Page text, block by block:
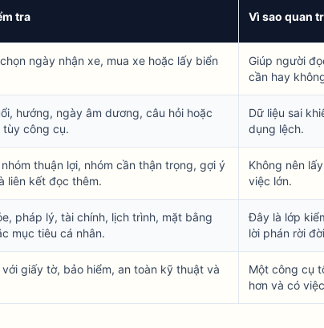
tra Vì sao quan
ngày nhận xe, mua xe hoặc lấy biển
Giúp người
cần hay
hướng, ngày âm dương, câu hỏi hoặc
tùy công cụ.
Dữ liệu sai
dụng lệch.
thuận lợi, nhóm cần thận trọng, gợi ý
liên kết đọc thêm.
Không nên
việc lớn.
pháp lý, tài chính, lịch trình, mặt bằng
mục tiêu cá nhân.
Đây là lớp
lời phán rời
giấy tờ, bảo hiểm, an toàn kỹ thuật và
Một công cụ
hơn và có